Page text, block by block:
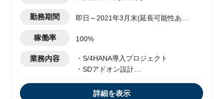
勤務期間
即日～2021年3月末(延長可能性あ
稼働率 100%
業務内容
・S/4HANA導入プロジェクト
・SDアドオン設計
をSAPに移行
詳細を表示